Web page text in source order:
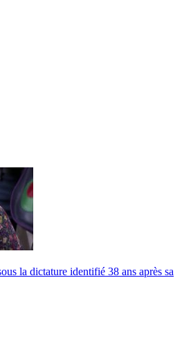
la dictature identifié 38 ans après sa